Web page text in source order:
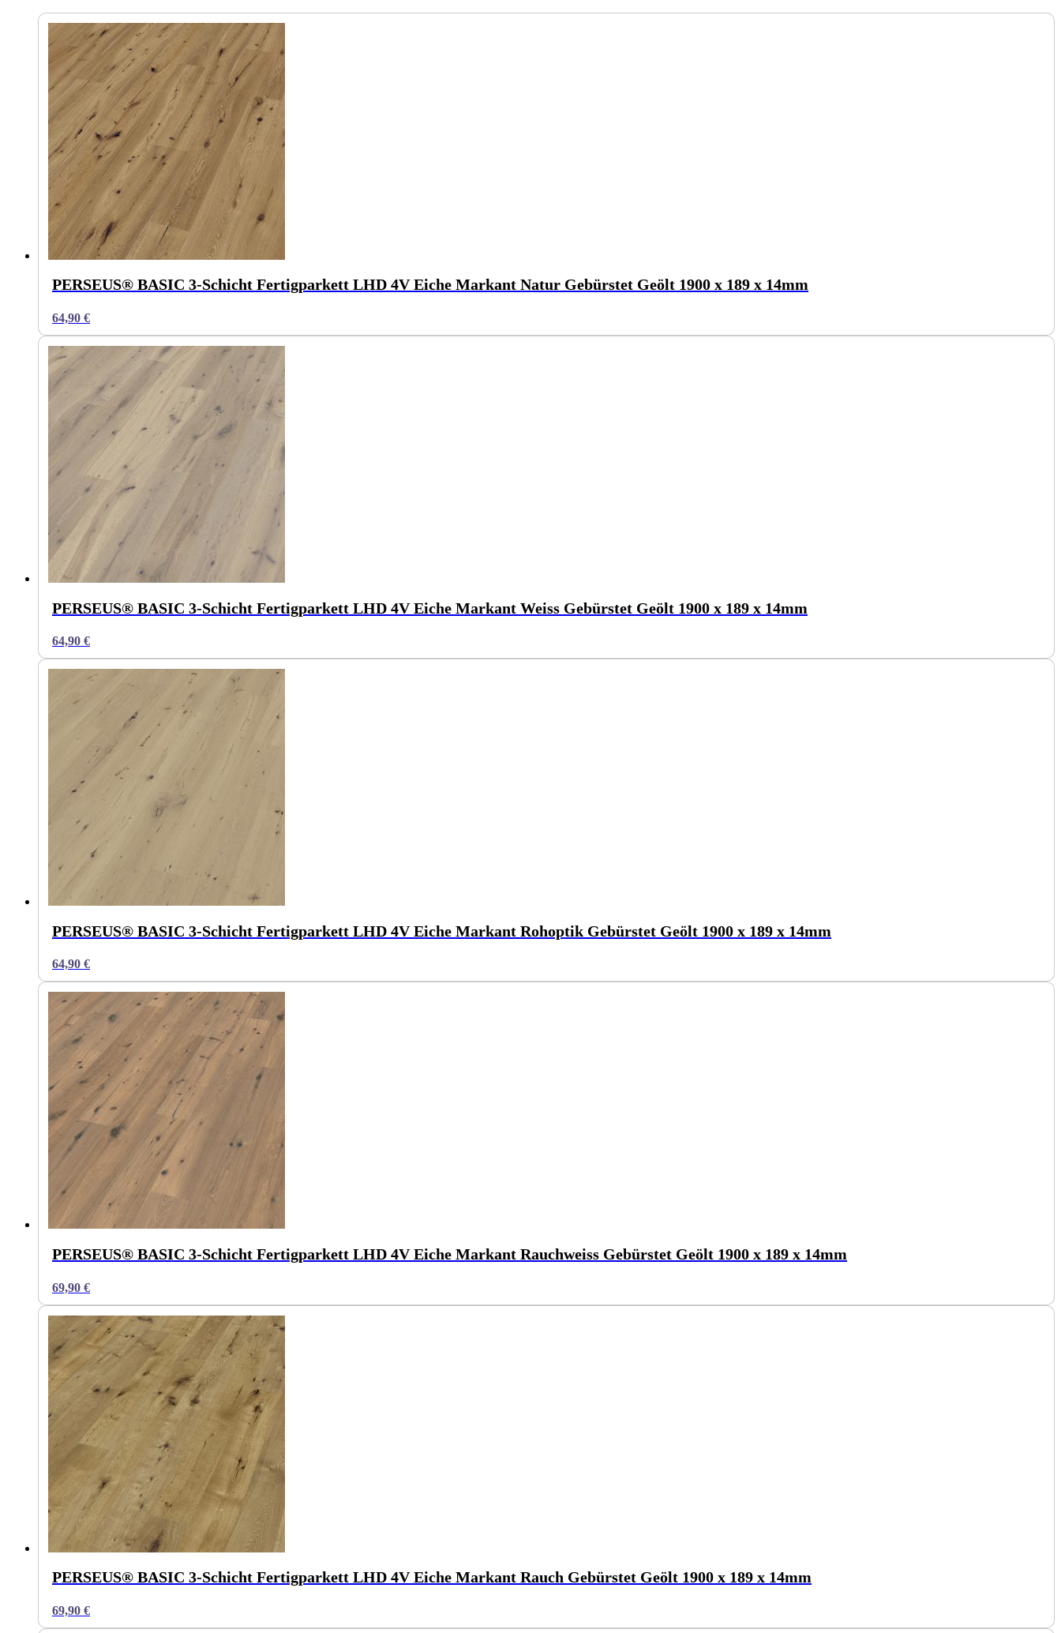
PERSEUS® BASIC 3-Schicht Fertigparkett LHD 4V Eiche Markant Natur Gebürstet Geölt 1900 x 189 x 14mm
64,90 €
PERSEUS® BASIC 3-Schicht Fertigparkett LHD 4V Eiche Markant Weiss Gebürstet Geölt 1900 x 189 x 14mm
64,90 €
PERSEUS® BASIC 3-Schicht Fertigparkett LHD 4V Eiche Markant Rohoptik Gebürstet Geölt 1900 x 189 x 14mm
64,90 €
PERSEUS® BASIC 3-Schicht Fertigparkett LHD 4V Eiche Markant Rauchweiss Gebürstet Geölt 1900 x 189 x 14mm
69,90 €
PERSEUS® BASIC 3-Schicht Fertigparkett LHD 4V Eiche Markant Rauch Gebürstet Geölt 1900 x 189 x 14mm
69,90 €